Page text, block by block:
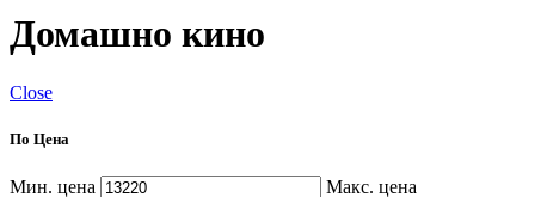
Домашно кино
Close
По Цена
Мин. цена Макс. цена